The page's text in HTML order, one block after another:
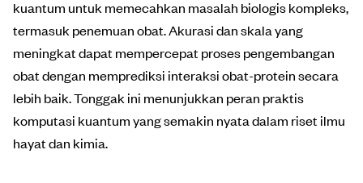
kuantum untuk memecahkan masalah biologis kompleks,
termasuk penemuan obat. Akurasi dan skala yang
meningkat dapat mempercepat proses pengembangan
obat dengan memprediksi interaksi obat-protein secara
lebih baik. Tonggak ini menunjukkan peran praktis
komputasi kuantum yang semakin nyata dalam riset ilmu
hayat dan kimia.